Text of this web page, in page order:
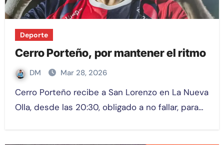
Deporte
Cerro Porteño, por mantener el ritmo
DM Mar 28, 2026
Cerro Porteño recibe a San Lorenzo en La Nueva
Olla, desde las 20:30, obligado a no fallar, para…